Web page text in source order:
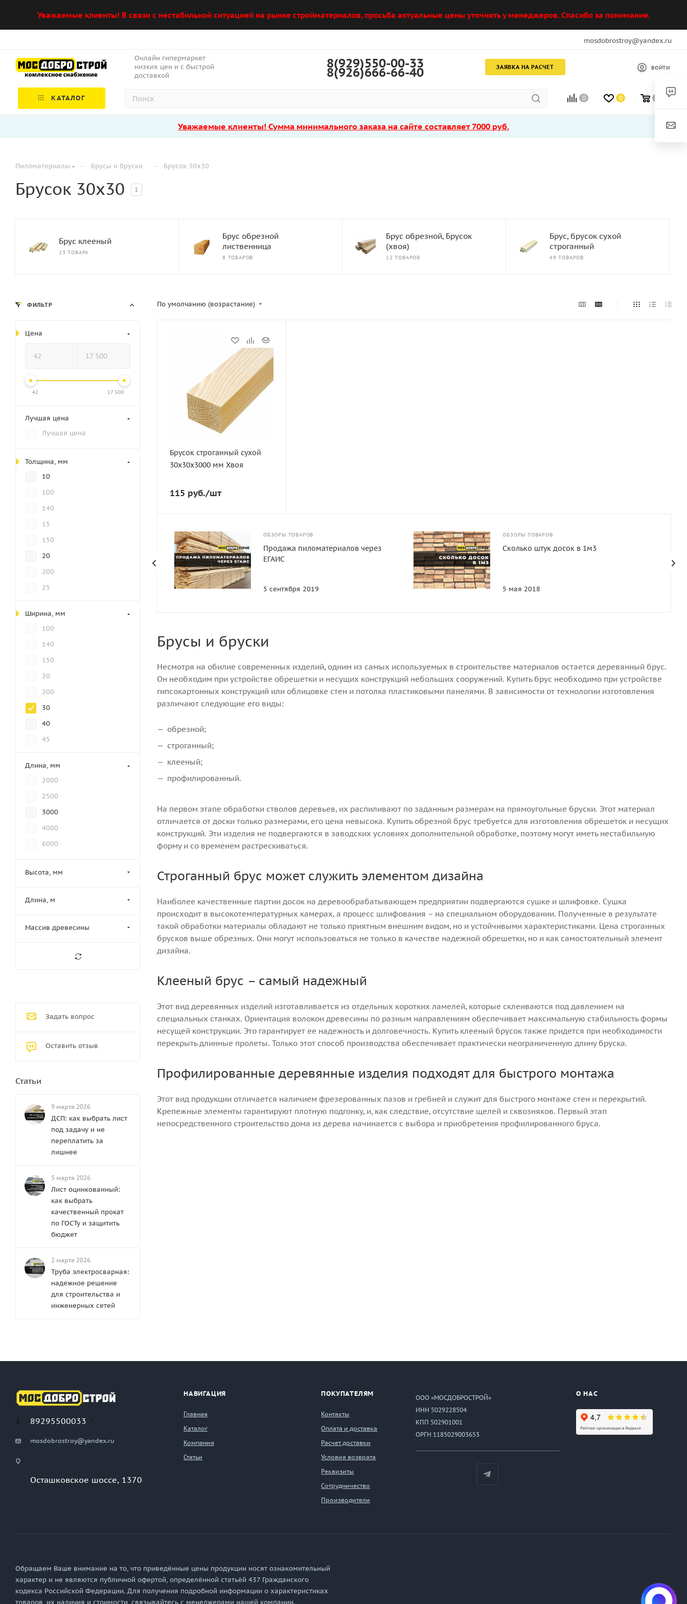
Уважаемые клиенты! В связи с нестабильной ситуацией на рынке стройматериалов, просьба актуальные цены уточнять у менеджеров. Спасибо за понимание.
mosdobrostroy@yandex.ru
Онлайн гипермаркет
низких цен и с быстрой
доставкой
ВОЙТИ
ЗАЯВКА НА РАСЧЕТ
8(929)550-00-33
8(926)666-66-40
0 0
КАТАЛОГ
Уважаемые клиенты! Сумма минимального заказа на сайте составляет 7000 руб.
Пиломатериалы — Брусы и бруски — Брусок 30х30
Брусок 30х30 1
Брус клееный
23 ТОВАРА
Брус обрезной
лиственница
8 ТОВАРОВ
Брус обрезной, Брусок
(хвоя)
12 ТОВАРОВ
Брус, брусок сухой
строганный
49 ТОВАРОВ
По умолчанию (возрастание)
Длина, мм
Артикул
11188
30
1
Количество штук в кубе
370
Брусок строганный сухой
30х30х3000 мм Хвоя
115 руб./шт
ОБЗОРЫ ТОВАРОВ
5 сентября 2019
Продажа пиломатериалов через
ЕГАИС
ОБЗОРЫ ТОВАРОВ
5 мая 2018
Сколько штук досок в 1м3
Брусы и бруски
Несмотря на обилие современных изделий, одним из самых используемых в строительстве материалов остается деревянный брус.
Он необходим при устройстве обрешетки и несущих конструкций небольших сооружений. Купить брус необходимо при устройстве
гипсокартонных конструкций или облицовке стен и потолка пластиковыми панелями. В зависимости от технологии изготовления
различают следующие его виды:
обрезной;
строганный;
клееный;
профилированный.
На первом этапе обработки стволов деревьев, их распиливают по заданным размерам на прямоугольные бруски. Этот материал
отличается от доски только размерами, его цена невысока. Купить обрезной брус требуется для изготовления обрешеток и несущих
конструкций. Эти изделия не подвергаются в заводских условиях дополнительной обработке, поэтому могут иметь нестабильную
форму и со временем растрескиваться.
Строганный брус может служить элементом дизайна
Наиболее качественные партии досок на деревообрабатывающем предприятии подвергаются сушке и шлифовке. Сушка
происходит в высокотемпературных камерах, а процесс шлифования – на специальном оборудовании. Полученные в результате
такой обработки материалы обладают не только приятным внешним видом, но и устойчивыми характеристиками. Цена строганных
брусков выше обрезных. Они могут использоваться не только в качестве надежной обрешетки, но и как самостоятельный элемент
дизайна.
Клееный брус – самый надежный
Этот вид деревянных изделий изготавливается из отдельных коротких ламелей, которые склеиваются под давлением на
специальных станках. Ориентация волокон древесины по разным направлениям обеспечивает максимальную стабильность формы
несущей конструкции. Это гарантирует ее надежность и долговечность. Купить клееный брусок также придется при необходимости
перекрыть длинные пролеты. Только этот способ производства обеспечивает практически неограниченную длину бруска.
Профилированные деревянные изделия подходят для быстрого монтажа
Этот вид продукции отличается наличием фрезерованных пазов и гребней и служит для быстрого монтаже стен и перекрытий.
Крепежные элементы гарантируют плотную подгонку, и, как следствие, отсутствие щелей и сквозняков. Первый этап
непосредственного строительство дома из дерева начинается с выбора и приобретения профилированного бруса.
ФИЛЬТР
Цена
42 17 500
Лучшая цена
Лучшая цена
Толщина, мм
10
100
140
15
150
20
200
25
Ширина, мм
100
140
150
20
200
30
40
45
60
Длина, мм
2000
2500
3000
4000
6000
Высота, мм
Длина, м
Массив древесины
Задать вопрос
Оставить отзыв
Статьи
9 марта 2026
ДСП: как выбрать лист
под задачу и не
переплатить за
лишнее
5 марта 2026
Лист оцинкованный:
как выбрать
качественный прокат
по ГОСТу и защитить
бюджет
2 марта 2026
Труба электросварная:
надежное решение
для строительства и
инженерных сетей
89295500033
mosdobrostroy@yandex.ru
Осташковское шоссе, 1370
НАВИГАЦИЯ
Главная
Каталог
Компания
Статьи
ПОКУПАТЕЛЯМ
Контакты
Оплата и доставка
Расчет доставки
Условия возврата
Реквизиты
Сотрудничество
Производители
ООО «МОСДОБРОСТРОЙ»
ИНН 5029228504
КПП 502901001
ОРГН 1185029003653
О НАС
Обращаем Ваше внимание на то, что приведённые цены продукции носят ознакомительный
характер и не являются публичной офертой, определённой статьёй 437 Гражданского
кодекса Российской Федерации. Для получения подробной информации о характеристиках
товаров, их наличия и стоимости, связывайтесь с менеджерами нашей компании.